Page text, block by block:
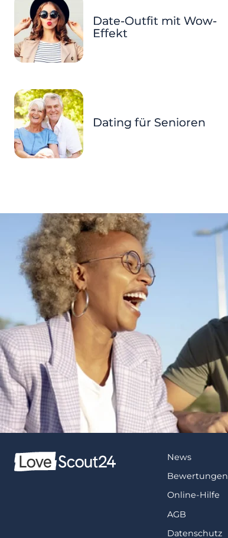
Date-Outfit mit Wow-
Effekt
Dating für Senioren
News
Bewertungen
Online-Hilfe
AGB
Datenschutz